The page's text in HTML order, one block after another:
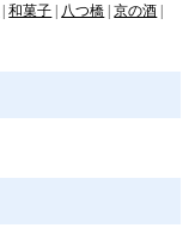
和菓子 八つ橋 京の酒